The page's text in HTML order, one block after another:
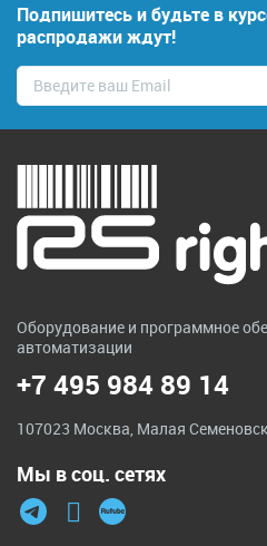
Подпишитесь и будьте в
распродажи ждут!
Оборудование и программное
автоматизации
+7 495 984 89 14
107023 Москва, Малая
Мы в соц. сетях